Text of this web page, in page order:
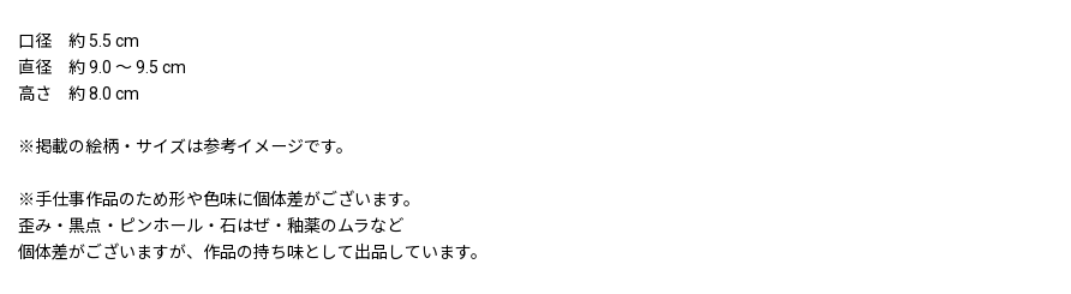
口径 約 5.5 cm
直径 約 9.0 〜 9.5 cm
高さ 約 8.0 cm
※掲載の絵柄・サイズは参考イメージです。
※手仕事作品のため形や色味に個体差がございます。
歪み・黒点・ピンホール・石はぜ・釉薬のムラなど
個体差がございますが、作品の持ち味として出品しています。